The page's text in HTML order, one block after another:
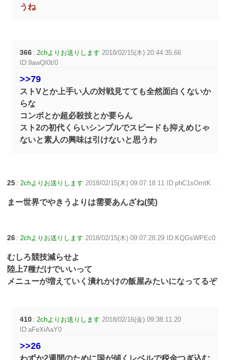
うね
366 :2chよりお送りします 2018/02/15(木) 20:44:35.66
ID:9awQI0t/0
>>79
ストVとか上手い人の対戦見てても全然面白くないか
らな
コンボとか超必殺技とか要らん
スト2の初代くらいシンプルでスピードも抑えめじゃ
ないと素人の興味は引けないと思うわ
25 :2chよりお送りします 2018/02/15(木) 09:07:18.11 ID:phC1sOmtK
まー世界でやきうよりは需要あんざね(笑)
26 :2chよりお送りします 2018/02/15(木) 09:07:28.29 ID:KQGsWPEc0
むしろ競技減らせよ
陸上7種だけでいいって
メニューが増えていく潰れかけの飯屋みたいになってるぞ
410 :2chよりお送りします 2018/02/16(金) 09:38:11.20
ID:aFeXiAaY0
>>26